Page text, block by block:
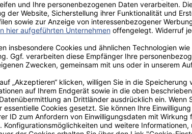
Fachbuch in unserem renommierten Buchverlag.
machen Sie sich bekannt.
+49(0)176-85996762 erreichbar.
erhältlich.